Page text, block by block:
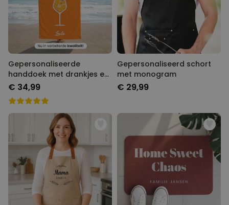
Gepersonaliseerde
handdoek met drankjes en
tekst
€ 34,99
Gepersonaliseerd schort
met monogram
€ 29,99